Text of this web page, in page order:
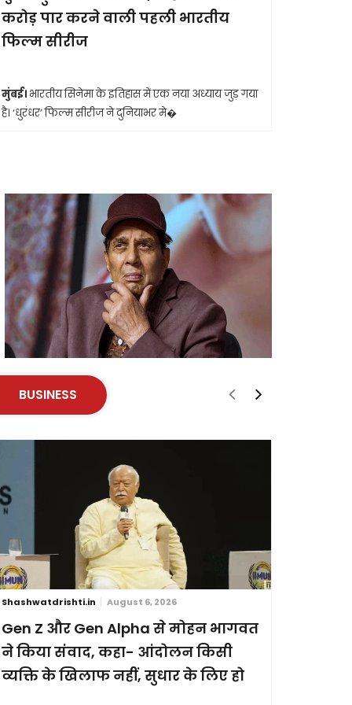
करोड़ पार करने वाली पहली भारतीय
फिल्म सीरीज
मुंबई। भारतीय सिनेमा के इतिहास में एक नया अध्याय जुड़ गया
है। ‘धुरंधर’ फिल्म सीरीज ने दुनियाभर मे�
BUSINESS
Shashwatdrishti.in August 6, 2026
Gen Z और Gen Alpha से मोहन भागवत
ने किया संवाद, कहा- आंदोलन किसी
व्यक्ति के खिलाफ नहीं, सुधार के लिए हो